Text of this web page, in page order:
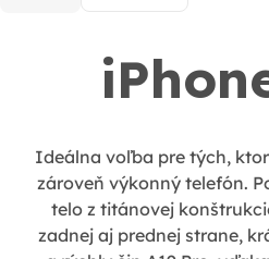
Ideálna voľba pre tých,
zároveň výkonný telefón.
telo z titánovej
zadnej aj prednej strane,